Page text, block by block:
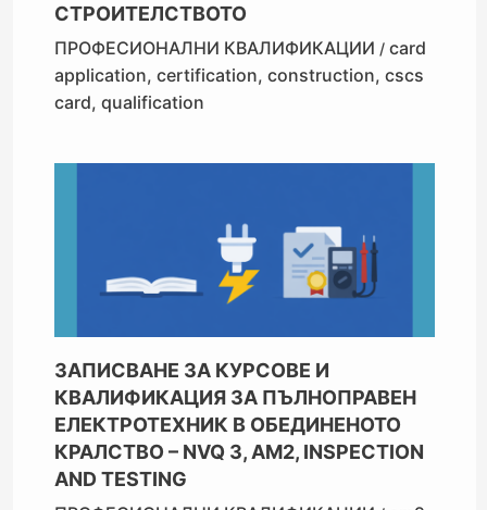
СТРОИТЕЛСТВОТО
ПРОФЕСИОНАЛНИ КВАЛИФИКАЦИИ /card
application,certification,construction,cscs
card,qualification
ЗАПИСВАНЕ ЗА КУРСОВЕ И
КВАЛИФИКАЦИЯ ЗА ПЪЛНОПРАВЕН
ЕЛЕКТРОТЕХНИК В ОБЕДИНЕНОТО
КРАЛСТВО – NVQ 3, AM2, INSPECTION
AND TESTING